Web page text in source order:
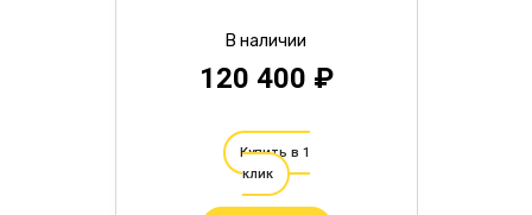
В наличии
120 400 ₽
Купить в 1
клик